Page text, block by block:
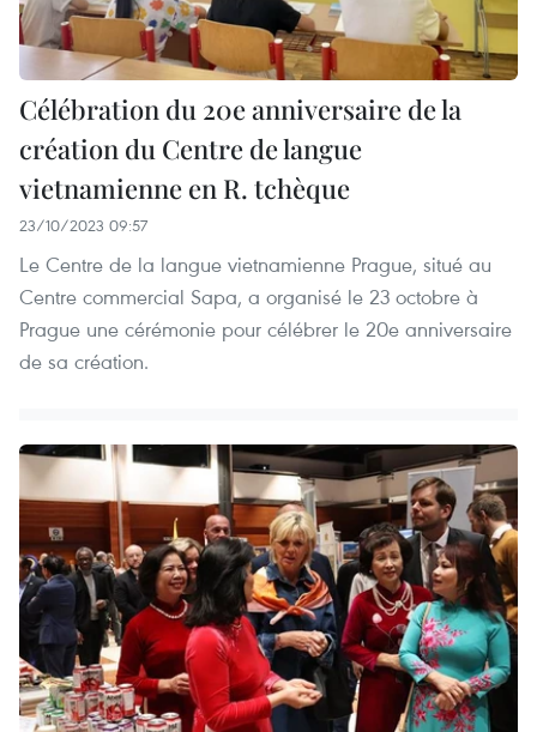
Célébration du 20e anniversaire de la
création du Centre de langue
vietnamienne en R. tchèque
23/10/2023 09:57
Le Centre de la langue vietnamienne Prague, situé au
Centre commercial Sapa, a organisé le 23 octobre à
Prague une cérémonie pour célébrer le 20e anniversaire
de sa création.